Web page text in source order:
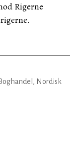
Rigerne
Nordisk